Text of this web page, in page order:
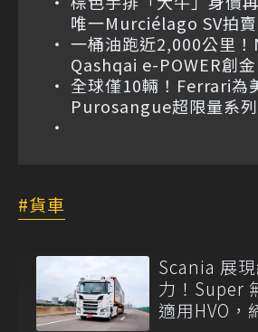
唯一Murciélago SV拍賣
一桶油跑近2,000公里
Qashqai e-POWER創
全球僅10輛！Ferrari為
Purosangue超限量系列
貨車
Scania 展
力！Super
適用HVO，